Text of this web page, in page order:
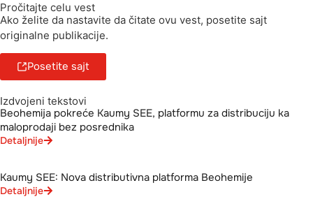
Pročitajte celu vest
Ako želite da nastavite da čitate ovu vest, posetite sajt
originalne publikacije.
Posetite sajt
Izdvojeni tekstovi
Beohemija pokreće Kaumy SEE, platformu za distribuciju ka
maloprodaji bez posrednika
Detaljnije
Kaumy SEE: Nova distributivna platforma Beohemije
Detaljnije